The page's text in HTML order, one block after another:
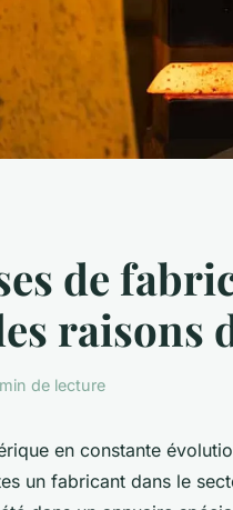
de
raisons
de lecture
en constante
un fabricant dans le